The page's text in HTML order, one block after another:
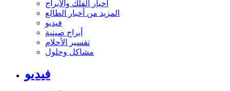
أخبار الفلك والأبراج
المزيد من أخبار الطالع
فيديو
أبراج صينية
تفسير الأحلام
مشاكل وحلول
فيديو